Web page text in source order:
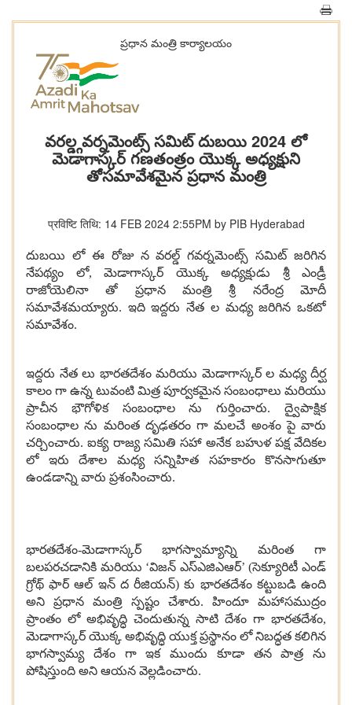
ప్రధాన మంత్రి కార్యాలయం
వరల్డ్గవర్నమెంట్స్ సమిట్ దుబయి 2024 లో
మెడాగాస్కర్ గణతంత్రం యొక్క అధ్యక్షుని
తోసమావేశమైన ప్రధాన మంత్రి
प्रविष्टि तिथि: 14 FEB 2024 2:55PM by PIB Hyderabad
దుబయి లో ఈ రోజు న వరల్డ్ గవర్నమెంట్స్ సమిట్ జరిగిన
నేపథ్యం లో, మెడాగాస్కర్ యొక్క అధ్యక్షుడు శ్రీ ఎండ్రీ
రాజోయెలినా తో ప్రధాన మంత్రి శ్రీ నరేంద్ర మోదీ
సమావేశమయ్యారు. ఇది ఇద్దరు నేత ల మధ్య జరిగిన ఒకటో
సమావేశం.
ఇద్దరు నేత లు భారతదేశం మరియు మెడాగాస్కర్ ల మధ్య దీర్ఘ
కాలం గా ఉన్న టువంటి మిత్ర పూర్వకమైన సంబంధాలు మరియు
ప్రాచీన భౌగోళిక సంబంధాల ను గుర్తించారు. ద్వైపాక్షిక
సంబంధాల ను మరింత దృఢతరం గా మలచే అంశం పై వారు
చర్చించారు. ఐక్య రాజ్య సమితి సహా అనేక బహుళ పక్ష వేదికల
లో ఇరు దేశాల మధ్య సన్నిహిత సహకారం కొనసాగుతూ
ఉండడాన్ని వారు ప్రశంసించారు.
భారతదేశం-మెడాగాస్కర్ భాగస్వామ్యాన్ని మరింత గా
బలపరచడానికి మరియు ‘విజన్ ఎస్ఎజిఎఆర్’ (సెక్యూరిటీ ఎండ్
గ్రోథ్ ఫార్ ఆల్ ఇన్ ద రీజియన్) కు భారతదేశం కట్టుబడి ఉంది
అని ప్రధాన మంత్రి స్పష్టం చేశారు. హిందూ మహాసముద్రం
ప్రాంతం లో అభివృద్ధి చెందుతున్న సాటి దేశం గా భారతదేశం,
మెడాగాస్కర్ యొక్క అభివృద్ధి యుక్త ప్రస్థానం లో నిబద్ధత కలిగిన
భాగస్వామ్య దేశం గా ఇక ముందు కూడా తన పాత్ర ను
పోషిస్తుంది అని ఆయన వెల్లడించారు.